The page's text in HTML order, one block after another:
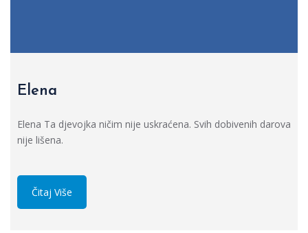
Elena
Elena Ta djevojka ničim nije uskraćena. Svih dobivenih darova
nije lišena.
Čitaj Više